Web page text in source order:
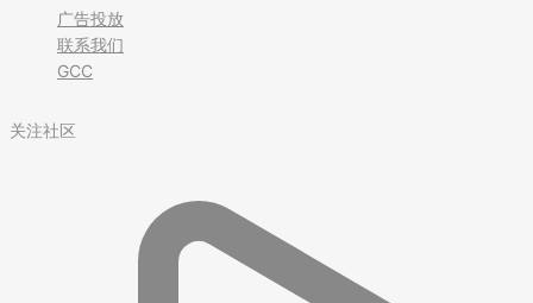
广告投放
联系我们
GCC
关注社区